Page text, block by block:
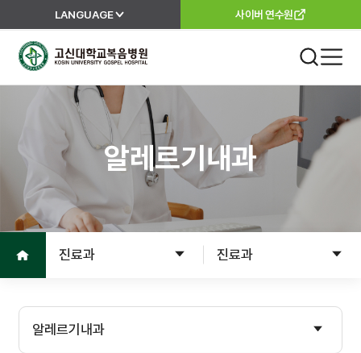
LANGUAGE 사이버 연수원
진료 안내
진료과
이용안내
병원소개
외래진료
진료안내
진료절차
진료의뢰서
입원준비
알레르기내과
진료과 진료과
알레르기내과